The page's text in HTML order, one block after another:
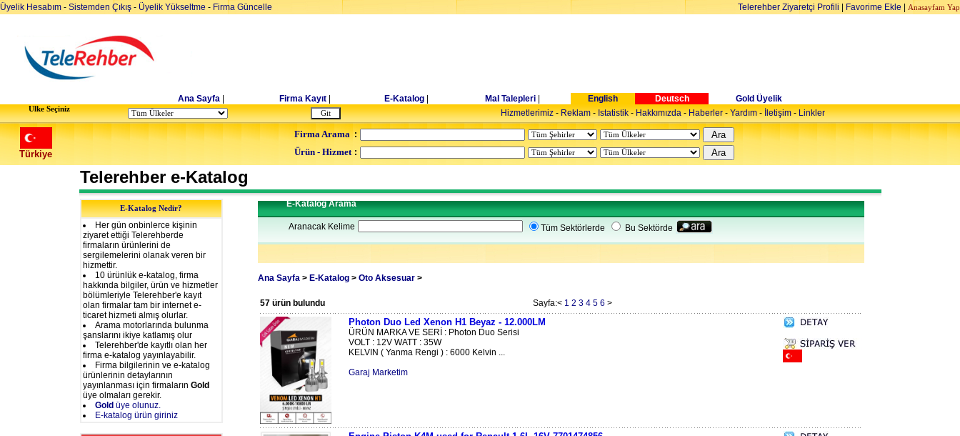
Üyelik Hesabım - Sistemden Çıkış - Üyelik Yükseltme - Firma Güncelle Telerehber Ziyaretçi Profili Favorime Ekle Anasayfam Yap
Ana Sayfa Firma Kayıt E-Katalog Mal Talepleri| English Deutsch Gold Üyelik
Ulke Seçiniz Hizmetlerimiz-Reklam-Istatistik-Hakkımızda-Haberler-Yardım-İletişim-Linkler
Türkiye
Firma Arama :
Ürün - Hizmet :
Telerehber e-Katalog
E-Katalog Nedir?
Her gün onbinlerce kişinin
ziyaret ettiği Telerehberde
firmaların ürünlerini de
sergilemelerini olanak veren bir
hizmettir.
10 ürünlük e-katalog, firma
hakkında bilgiler, ürün ve hizmetler
bölümleriyle Telerehber'e kayıt
olan firmalar tam bir internet e-
ticaret hizmeti almış olurlar.
Arama motorlarında bulunma
şanslarını ikiye katlamış olur
Telerehber'de kayıtlı olan her
firma e-katalog yayınlayabilir.
Firma bilgilerinin ve e-katalog
ürünlerinin detaylarının
yayınlanması için firmaların Gold
üye olmaları gerekir.
Gold üye olunuz.
E-katalog ürün giriniz
E-Katalog Arama
Aranacak Kelime Tüm Sektörlerde Bu Sektörde
Ana Sayfa > E-Katalog > Oto Aksesuar >
57 ürün bulundu Sayfa:< 1 2 3 4 5 6 >
Photon Duo Led Xenon H1 Beyaz - 12.000LM
ÜRÜN MARKA VE SERİ : Photon Duo Serisi
VOLT : 12V WATT : 35W
KELVIN ( Yanma Rengi ) : 6000 Kelvin ...
Garaj Marketim